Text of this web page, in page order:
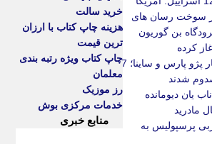
سوخت رسان های
بن گوریون
کرده
تصادف مرگبار پژو پارس و ساینا؛ 7
شدند
یان دیومانده
مادرید
پرسپولیس به
خرید سالت
هزینه چاپ کتاب با ارزان
ترین قیمت
چاپ کتاب ویژه رتبه بندی
معلمان
رز موزیک
خدمات مرکزی بوش
منابع خبری